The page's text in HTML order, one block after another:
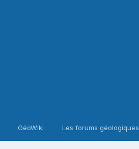
GéoWiki Les forums géologiques